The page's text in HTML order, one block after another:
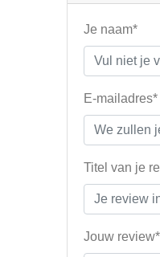
Je naam*
E-mailadres*
Titel van je
Jouw review*